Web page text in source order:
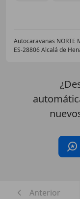
Autocaravanas NORTE
ES-28806 Alcalá de
Anterior